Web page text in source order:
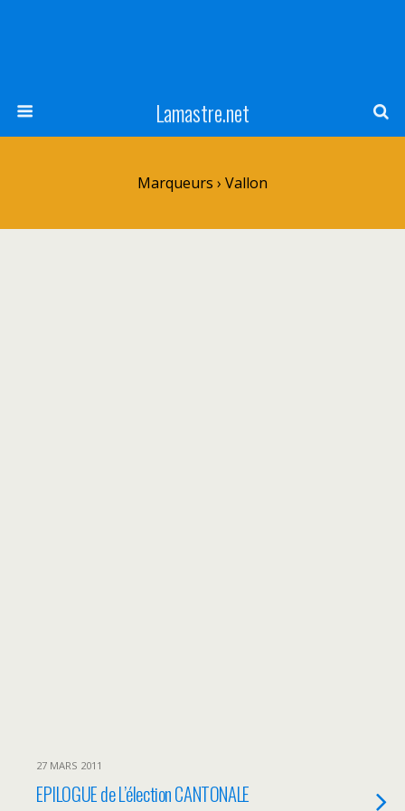
Lamastre.net
Marqueurs › Vallon
27 MARS 2011
EPILOGUE de L’élection CANTONALE